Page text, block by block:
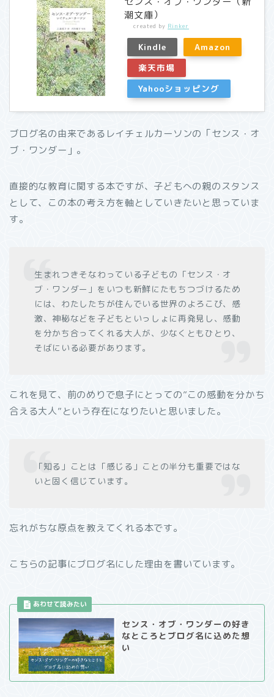
潮文庫）
created by Rinker
Kindle
Amazon
楽天市場
Yahooショッピング
ブログ名の由来であるレイチェルカーソンの「センス・オ
ブ・ワンダー」。
直接的な教育に関する本ですが、子どもへの親のスタンス
として、この本の考え方を軸としていきたいと思っていま
す。
生まれつきそなわっている子どもの「センス・オ
ブ・ワンダー」をいつも新鮮にたもちつづけるため
には、わたしたちが住んでいる世界のよろこび、感
激、神秘などを子どもといっしょに再発見し、感動
を分かち合ってくれる大人が、少なくともひとり、
そばにいる必要があります。
これを見て、前のめりで息子にとっての”この感動を分かち
合える大人”という存在になりたいと思いました。
「知る」ことは「感じる」ことの半分も重要ではな
いと固く信じています。
忘れがちな原点を教えてくれる本です。
こちらの記事にブログ名にした理由を書いています。
センス・オブ・ワンダーの好き
なところとブログ名に込めた想
い